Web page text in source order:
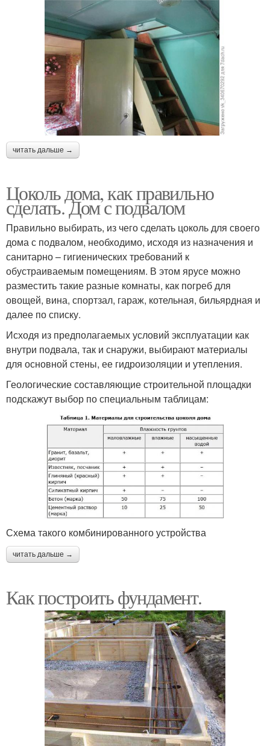
читать дальше →
Цоколь дома, как правильно
сделать. Дом с подвалом
Правильно выбирать, из чего сделать цоколь для своего
дома с подвалом, необходимо, исходя из назначения и
санитарно – гигиенических требований к
обустраиваемым помещениям. В этом ярусе можно
разместить такие разные комнаты, как погреб для
овощей, вина, спортзал, гараж, котельная, бильярдная и
далее по списку.
Исходя из предполагаемых условий эксплуатации как
внутри подвала, так и снаружи, выбирают материалы
для основной стены, ее гидроизоляции и утепления.
Геологические составляющие строительной площадки
подскажут выбор по специальным таблицам:
Схема такого комбинированного устройства
читать дальше →
Как построить фундамент.